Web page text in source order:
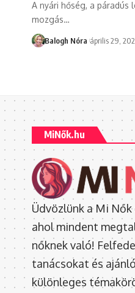
A nyári hőség, a páradús
mozgás…
Balogh Nóra április 29,
MiNők.hu
Üdvözlünk a Mi
ahol mindent
nőknek való!
tanácsokat és
különleges